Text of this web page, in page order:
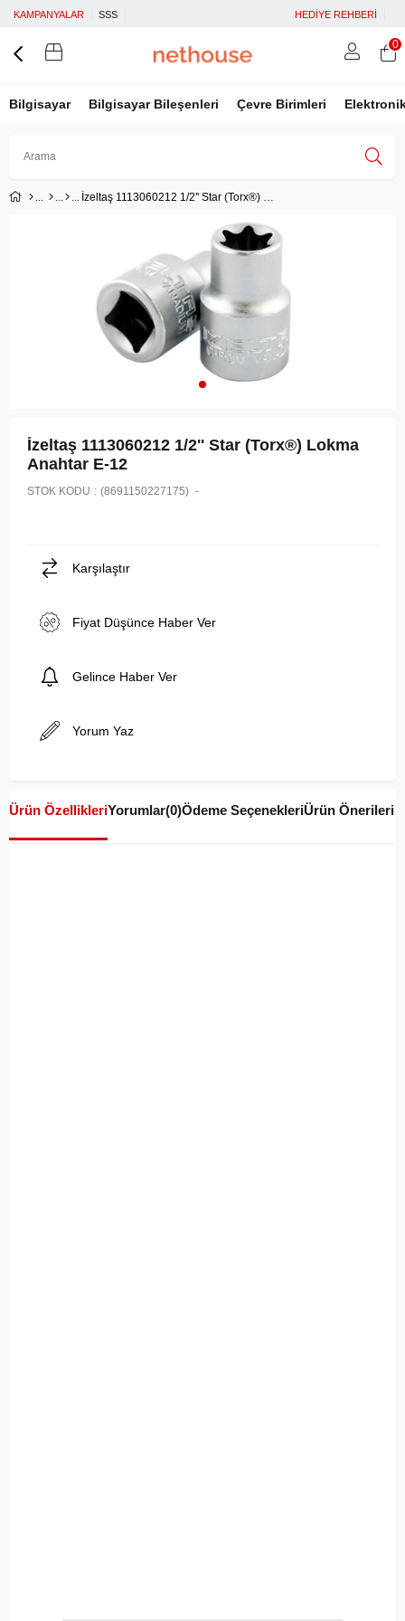
KAMPANYALAR SSS HEDİYE REHBERİ
Bilgisayar Bilgisayar Bileşenleri Çevre Birimleri
Üye Girişi Facebook İle Bağlan
Google İle Bağlan
0
İzeltaş 1113060212 1/2'' Star (Torx®) Lokma Anahtar E-12
İzeltaş 1113060212 1/2'' Star (Torx®) Lokma
Anahtar E-12
STOK KODU (8691150227175)
Karşılaştır
Fiyat Düşünce Haber Ver
Gelince Haber Ver
Yorum Yaz
Ürün ÖzellikleriYorumlar(0)Ödeme SeçenekleriÜrün Önerileri